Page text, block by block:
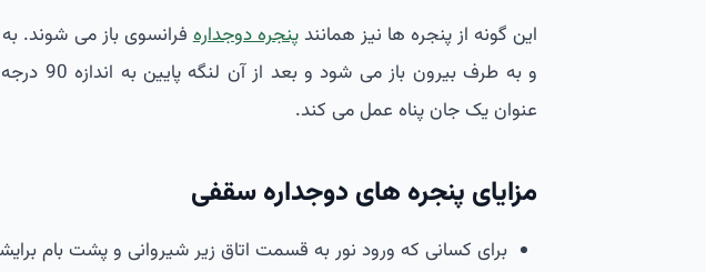
این گونه از پنجره ها نیز همانندپنجره دوجدارهفرانسوی باز می شوند. به
و به طرف
عنوان یک جان پناه عمل می کند.
مزایای پنجره های دوجداره سقفی
برای کسانی که ورود نور به قسمت اتاق زیر شیروانی و پشت بام